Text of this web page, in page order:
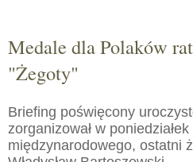
Medale dla Polaków
"Żegoty"
Briefing poświęcony
zorganizował w
międzynarodowego, ostatni